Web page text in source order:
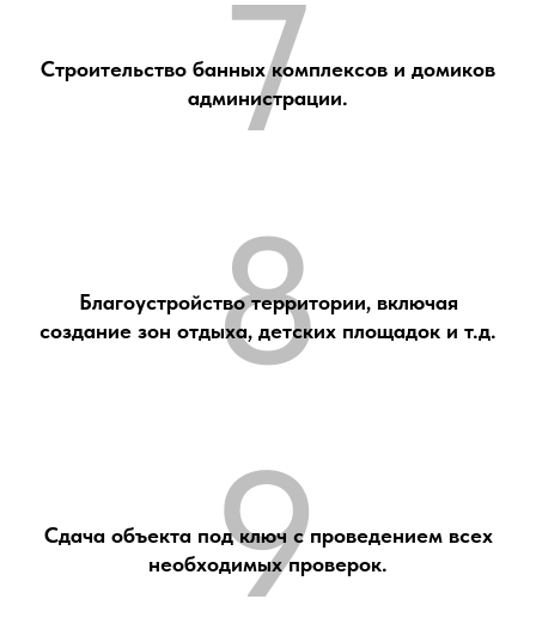
Строительство банных комплексов и домиков
администрации.
7
Благоустройство территории, включая
создание зон отдыха, детских площадок и т.д.
8
Сдача объекта под ключ с проведением всех
необходимых проверок.
9